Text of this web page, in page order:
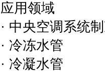
应用领域
· 中央空调系统
· 冷冻水管
· 冷凝水管